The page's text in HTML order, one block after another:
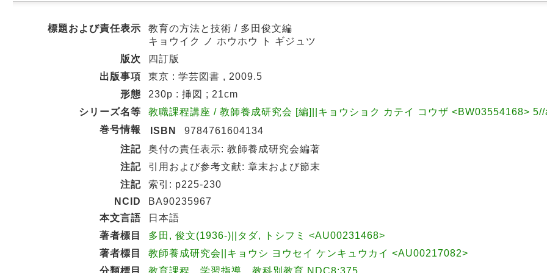
標題および責任表示
教育の方法と技術 / 多田俊文編
キョウイク ノ ホウホウ ト ギジュツ
版次
四訂版
出版事項
東京 : 学芸図書 , 2009.5
形態
230p : 挿図 ; 21cm
シリーズ名等
教職課程講座 / 教師養成研究会 [編]||キョウショク カテイ コウザ <BW03554168> 5//
巻号情報
ISBN
9784761604134
注記
奥付の責任表示: 教師養成研究会編著
注記
引用および参考文献: 章末および節末
注記
索引: p225-230
NCID
BA90235967
本文言語
日本語
著者標目
多田, 俊文(1936-)||タダ, トシフミ <AU00231468>
著者標目
教師養成研究会||キョウシ ヨウセイ ケンキュウカイ <AU00217082>
分類標目
教育課程．学習指導．教科別教育 NDC8:375